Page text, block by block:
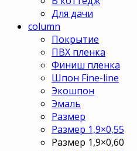
Для дачи
column
Покрытие
ПВХ пленка
Финиш пленка
Шпон Fine-line
Экошпон
Эмаль
Размер
Размер 1,9×0,55
Размер 1,9×0,60